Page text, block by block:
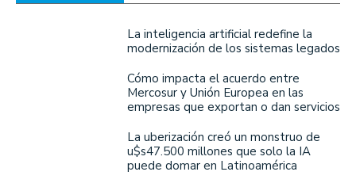
La inteligencia artificial redefine la
modernización de los sistemas legados
Cómo impacta el acuerdo entre
Mercosur y Unión Europea en las
empresas que exportan o dan servicios
La uberización creó un monstruo de
u$s47.500 millones que solo la IA
puede domar en Latinoamérica